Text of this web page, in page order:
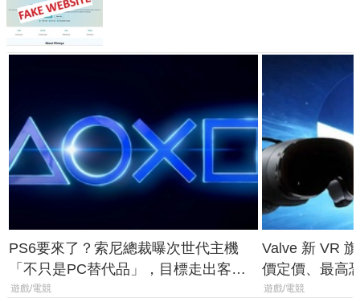
PS6要來了？索尼總裁曝次世代主機
「不只是PC替代品」，目標走出客
廳、進軍電競桌面
遊戲/電競
Valve 新 VR
價定價、最高
遊戲/電競